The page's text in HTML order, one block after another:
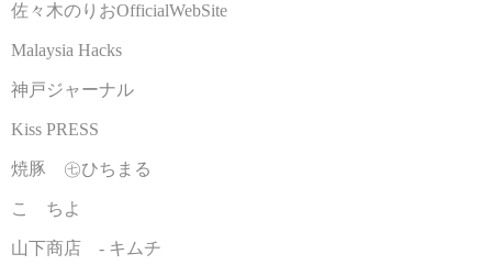
佐々木のりおOfficialWebSite
Malaysia Hacks
神戸ジャーナル
Kiss PRESS
焼豚 ㊆ひちまる
こゝちよ
山下商店 - キムチ